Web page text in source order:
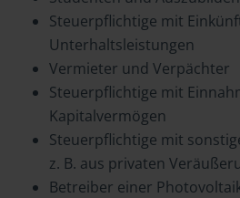
Steuerpflichtige mit
Unterhaltsleistungen
Vermieter und Verpächter
Steuerpflichtige mit
Kapitalvermögen
Steuerpflichtige mit
z. B. aus privaten
Betreiber einer